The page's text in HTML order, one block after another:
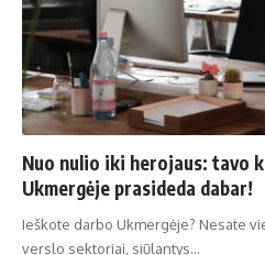
Nuo nulio iki herojaus: tavo
Ukmergėje prasideda dabar!
Ieškote darbo Ukmergėje? Nesate
verslo sektoriai, siūlantys…